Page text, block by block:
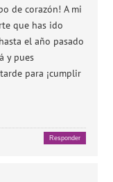
de corazón! A mi
que has ido
el año pasado
y pues
para ¡cumplir
Responder